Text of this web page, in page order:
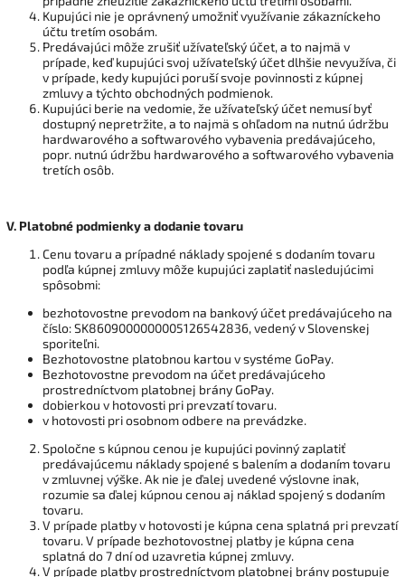
Kupujúci nie je oprávnený umožniť využívanie zákazníckeho
účtu tretím osobám.
Predávajúci môže zrušiť užívateľský účet, a to najmä v
prípade, keď kupujúci svoj užívateľský účet dlhšie nevyužíva, či
v prípade, kedy kupujúci poruší svoje povinnosti z kúpnej
zmluvy a týchto obchodných podmienok.
Kupujúci berie na vedomie, že užívateľský účet nemusí byť
dostupný nepretržite, a to najmä s ohľadom na nutnú údržbu
hardwarového a softwarového vybavenia predávajúceho,
popr. nutnú údržbu hardwarového a softwarového vybavenia
tretích osôb.
V. Platobné podmienky a dodanie tovaru
Cenu tovaru a prípadné náklady spojené s dodaním tovaru
podľa kúpnej zmluvy môže kupujúci zaplatiť nasledujúcimi
spôsobmi:
bezhotovostne prevodom na bankový účet predávajúceho na
číslo: SK8609000000005126542836, vedený v Slovenskej
sporiteľni.
Bezhotovostne platobnou kartou v systéme GoPay.
Bezhotovostne prevodom na účet predávajúceho
prostredníctvom platobnej brány GoPay.
dobierkou v hotovosti pri prevzatí tovaru.
v hotovosti pri osobnom odbere na prevádzke.
Spoločne s kúpnou cenou je kupujúci povinný zaplatiť
predávajúcemu náklady spojené s balením a dodaním tovaru
v zmluvnej výške. Ak nie je ďalej uvedené výslovne inak,
rozumie sa ďalej kúpnou cenou aj náklad spojený s dodaním
tovaru.
V prípade platby v hotovosti je kúpna cena splatná pri prevzatí
tovaru. V prípade bezhotovostnej platby je kúpna cena
splatná do 7 dní od uzavretia kúpnej zmluvy.
V prípade platby prostredníctvom platobnej brány postupuje